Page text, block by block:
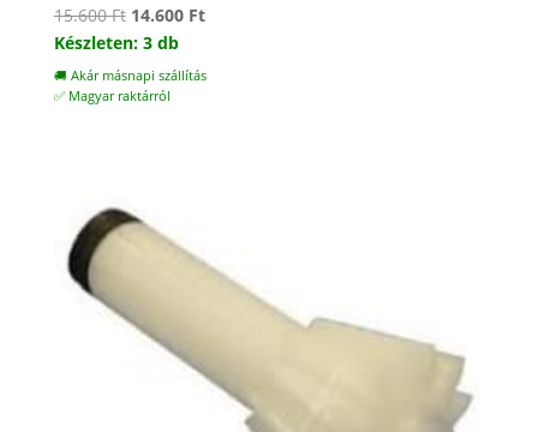
15.600Ft Original
price
was:
15.600 Ft.
14.600 FtCurrent
is:
Készleten: 3 db
🚚 Akár másnapi szállítás
✅ Magyar raktárról